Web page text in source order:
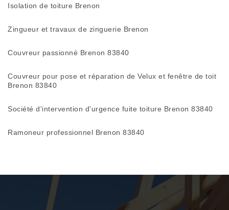
Isolation de toiture Brenon
Zingueur et travaux de zinguerie Brenon
Couvreur passionné Brenon 83840
Couvreur pour pose et réparation de Velux et fenêtre de toit
Brenon 83840
Société d'intervention d'urgence fuite toiture Brenon 83840
Ramoneur professionnel Brenon 83840